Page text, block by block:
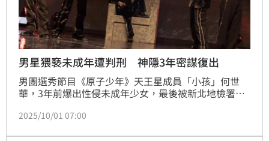
男星猥褻未成年遭判刑 神隱3年密謀復出
男團選秀節目《原子少年》天王星成員「小孩」何世
華，3年前爆出性侵未成年少女，最後被新北地檢署依
淡出演藝圈，個人社群也跟著停擺，近期他不僅重啟IG
2025/10/01 07:00